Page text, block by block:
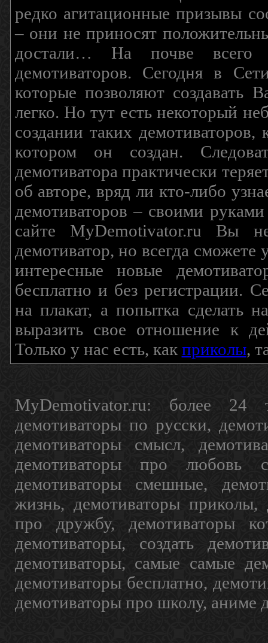
редко агитационные призывы
– они не приносят
достали… На почве всего
демотиваторов. Сегодня в
которые позволяют создавать
легко. Но тут есть некоторый
создании таких
котором он создан.
демотиватора практически
об авторе, вряд ли кто-либо
демотиваторов – своими
сайте MyDemotivator.ru Вы
демотиватор, но всегда сможете
интересные новые
бесплатно и без регистрации.
на плакат, а попытка
выразить свое отношение к
Только у нас есть, как приколы,
MyDemotivator.ru: более 24
демотиваторы по русски,
демотиваторы смысл,
демотиваторы про любовь
демотиваторы смешные,
жизнь, демотиваторы приколы,
про дружбу, демотиваторы
демотиваторы, создать
демотиваторы, самые самые
демотиваторы бесплатно,
демотиваторы про школу, аниме